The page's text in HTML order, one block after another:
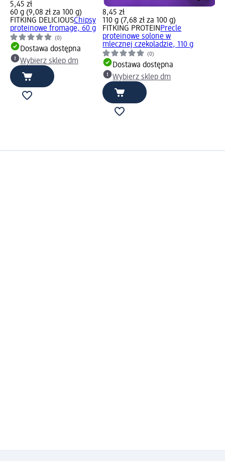
5,45 zł
60 g (9,08 zł za 100 g)
FITKING DELICIOUSChipsy
proteinowe fromage, 60 g
(0)
Dostawa dostępna
Wybierz sklep dm
8,45 zł
110 g (7,68 zł za 100 g)
FITKING PROTEINPrecle
proteinowe solone w
mlecznej czekoladzie, 110 g
(0)
Dostawa dostępna
Wybierz sklep dm